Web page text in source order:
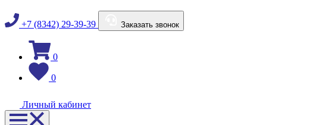
+7 (8342) 29-39-39 Заказать звонок
0
0
Личный кабинет